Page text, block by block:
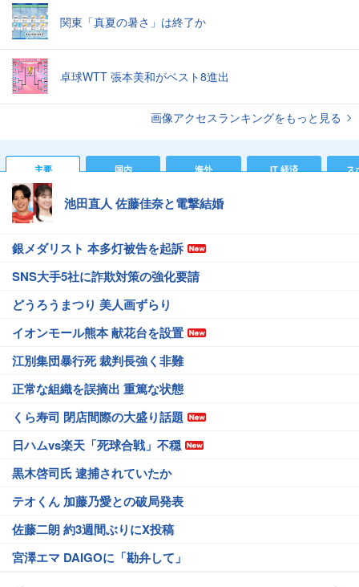
関東「真夏の暑さ」は終了か
卓球WTT 張本美和がベスト8進出
画像アクセスランキングをもっと見る
主要 国内 海外 IT 経済 ス
池田直人 佐藤佳奈と電撃結婚
銀メダリスト 本多灯被告を起訴
SNS大手5社に詐欺対策の強化要請
どうろうまつり 美人画ずらり
イオンモール熊本 献花台を設置
江別集団暴行死 裁判長強く非難
正常な組織を誤摘出 重篤な状態
くら寿司 閉店間際の大盛り話題
日ハムvs楽天「死球合戦」不穏
黒木啓司氏 逮捕されていたか
テオくん 加藤乃愛との破局発表
佐藤二朗 約3週間ぶりにX投稿
宮澤エマ DAIGOに「勘弁して」